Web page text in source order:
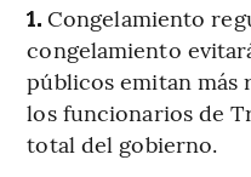
1.Congelamiento
congelamiento
públicos emitan más
los funcionarios de
total del gobierno.